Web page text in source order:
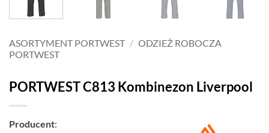
ASORTYMENT PORTWEST / ODZIEŻ ROBOCZA
PORTWEST
PORTWEST C813 Kombinezon Liverpool
Producent: